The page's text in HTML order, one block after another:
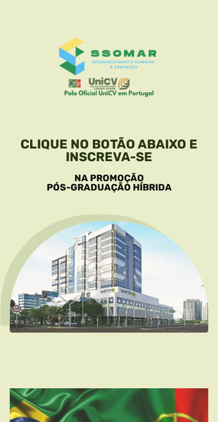
CLIQUE NO BOTÃO ABAIXO E
INSCREVA-SE
NA PROMOÇÃO
PÓS-GRADUAÇÃO HÍBRIDA